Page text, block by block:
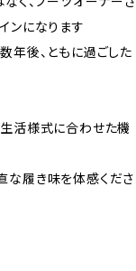
ンになります
年後、ともに過ごした
活様式に合わせた機
履き味を体感くださ